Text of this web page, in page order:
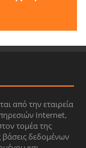
από την εταιρεία
Internet,
τομέα της
δεδομένων